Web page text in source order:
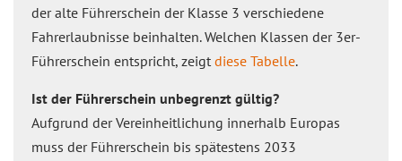
der alte Führerschein der Klasse 3 verschiedene
Fahrerlaubnisse beinhalten. Welchen Klassen der 3er-
Führerschein entspricht, zeigt diese Tabelle.
Ist der Führerschein unbegrenzt gültig?
Aufgrund der Vereinheitlichung innerhalb Europas
muss der Führerschein bis spätestens 2033